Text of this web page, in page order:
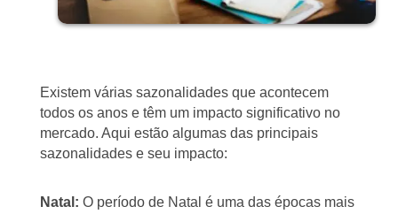
Existem várias sazonalidades que acontecem
todos os anos e têm um impacto significativo no
mercado. Aqui estão algumas das principais
sazonalidades e seu impacto:
Natal: O período de Natal é uma das épocas mais